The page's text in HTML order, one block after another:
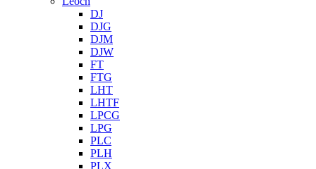
DJ
DJG
DJM
DJW
FT
FTG
LHT
LHTF
LPCG
LPG
PLC
PLH
PLX